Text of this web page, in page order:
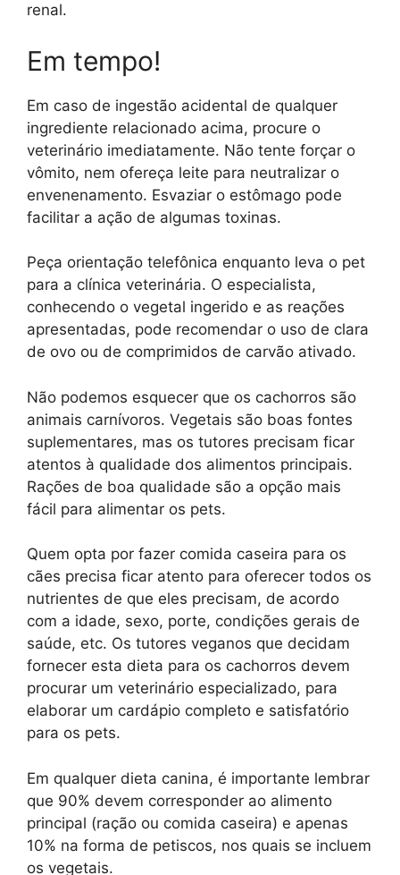
renal.
Em tempo!
Em caso de ingestão acidental de qualquer
ingrediente relacionado acima, procure o
veterinário imediatamente. Não tente forçar o
vômito, nem ofereça leite para neutralizar o
envenenamento. Esvaziar o estômago pode
facilitar a ação de algumas toxinas.
Peça orientação telefônica enquanto leva o pet
para a clínica veterinária. O especialista,
conhecendo o vegetal ingerido e as reações
apresentadas, pode recomendar o uso de clara
de ovo ou de comprimidos de carvão ativado.
Não podemos esquecer que os cachorros são
animais carnívoros. Vegetais são boas fontes
suplementares, mas os tutores precisam ficar
atentos à qualidade dos alimentos principais.
Rações de boa qualidade são a opção mais
fácil para alimentar os pets.
Quem opta por fazer comida caseira para os
cães precisa ficar atento para oferecer todos os
nutrientes de que eles precisam, de acordo
com a idade, sexo, porte, condições gerais de
saúde, etc. Os tutores veganos que decidam
fornecer esta dieta para os cachorros devem
procurar um veterinário especializado, para
elaborar um cardápio completo e satisfatório
para os pets.
Em qualquer dieta canina, é importante lembrar
que 90% devem corresponder ao alimento
principal (ração ou comida caseira) e apenas
10% na forma de petiscos, nos quais se incluem
os vegetais.